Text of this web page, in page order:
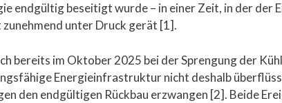
endgültig beseitigt wurde – in einer Zeit, in der der
unter Druck gerät [1].
bereits im Oktober 2025 bei der Sprengung der
Energieinfrastruktur nicht deshalb
den endgültigen Rückbau erzwangen [2]. Beide